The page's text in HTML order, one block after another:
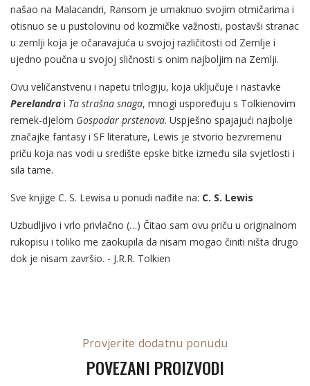
našao na Malacandri, Ransom je umaknuo svojim otmičarima i
otisnuo se u pustolovinu od kozmičke važnosti, postavši stranac
u zemlji koja je očaravajuća u svojoj različitosti od Zemlje i
ujedno poučna u svojoj sličnosti s onim najboljim na Zemlji.
Ovu veličanstvenu i napetu trilogiju, koja uključuje i nastavke
Perelandra i Ta strašna snaga, mnogi uspoređuju s Tolkienovim
remek-djelom Gospodar prstenova. Uspješno spajajući najbolje
značajke fantasy i SF literature, Lewis je stvorio bezvremenu
priču koja nas vodi u središte epske bitke između sila svjetlosti i
sila tame.
Sve knjige C. S. Lewisa u ponudi nađite na: C. S. Lewis
Uzbudljivo i vrlo privlačno (…) Čitao sam ovu priču u originalnom
rukopisu i toliko me zaokupila da nisam mogao činiti ništa drugo
dok je nisam završio. - J.R.R. Tolkien
Provjerite dodatnu ponudu
POVEZANI PROIZVODI